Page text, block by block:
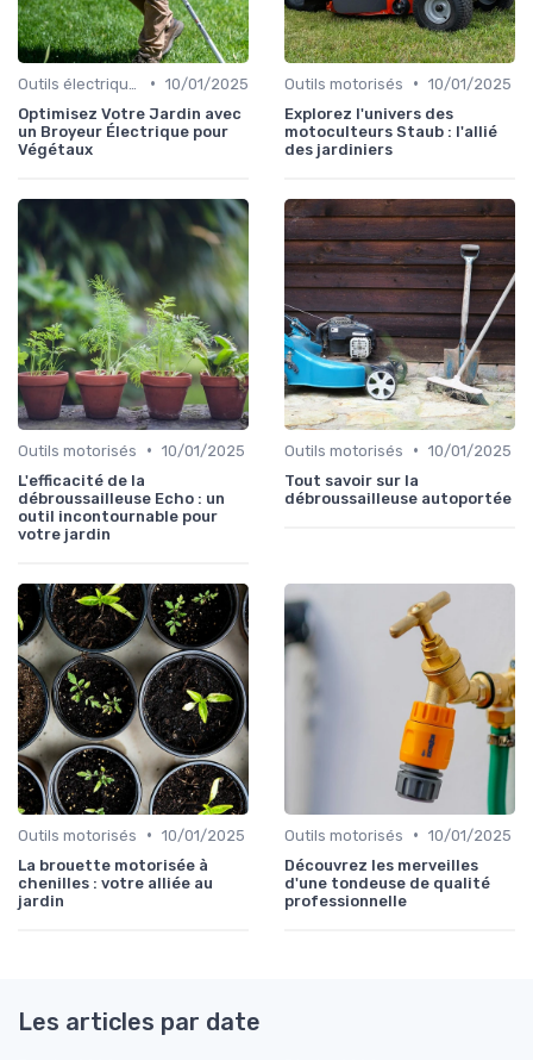
• 10/01/2025
Optimisez Votre Jardin avec
un Broyeur Électrique pour
Végétaux
Outils motorisés • 10/01/2025
Explorez l'univers des
motoculteurs Staub : l'allié
des jardiniers
Outils motorisés • 10/01/2025
L'efficacité de la
débroussailleuse Echo : un
outil incontournable pour
votre jardin
Outils motorisés • 10/01/2025
Tout savoir sur la
débroussailleuse autoportée
Outils motorisés • 10/01/2025
La brouette motorisée à
chenilles : votre alliée au
jardin
Outils motorisés • 10/01/2025
Découvrez les merveilles
d'une tondeuse de qualité
professionnelle
Les articles par date